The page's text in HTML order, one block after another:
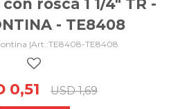
rosca 1 1/4" TR -
- TE8408
| TE8408-TE8408
0,51 USD 1,69